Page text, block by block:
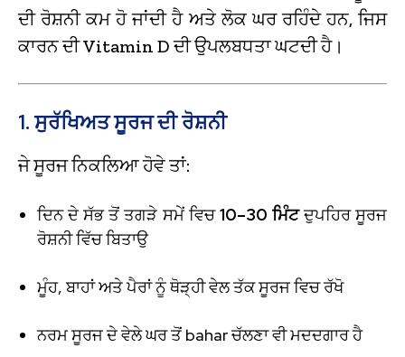
ਦੀ ਰੋਸ਼ਨੀ ਕਮ ਹੋ ਜਾਂਦੀ ਹੈ ਅਤੇ ਲੋਕ ਘਰ ਰਹਿੰਦੇ ਹਨ, ਜਿਸ
ਕਾਰਨ ਦੀ Vitamin D ਦੀ ਉਪਲਬਧਤਾ ਘਟਦੀ ਹੈ।
1. ਸੁਰੱਖਿਅਤ ਸੂਰਜ ਦੀ ਰੋਸ਼ਨੀ
ਜੇ ਸੂਰਜ ਨਿਕਲਿਆ ਹੋਵੇ ਤਾਂ:
ਦਿਨ ਦੇ ਸੱਭ ਤੋਂ ਤਗੜੇ ਸਮੇਂ ਵਿਚ10–30 ਮਿੰਟਦੁਪਹਿਰ ਸੂਰਜ
ਰੋਸ਼ਨੀ ਵਿੱਚ ਬਿਤਾਉ
ਮੂੰਹ, ਬਾਹਾਂ ਅਤੇ ਪੈਰਾਂ ਨੂੰ ਥੋੜ੍ਹੀ ਵੇਲ ਤੱਕ ਸੂਰਜ ਵਿਚ ਰੱਖੋ
ਨਰਮ ਸੂਰਜ ਦੇ ਵੇਲੇ ਘਰ ਤੋਂ bahar ਚੱਲਣਾ ਵੀ ਮਦਦਗਾਰ ਹੈ